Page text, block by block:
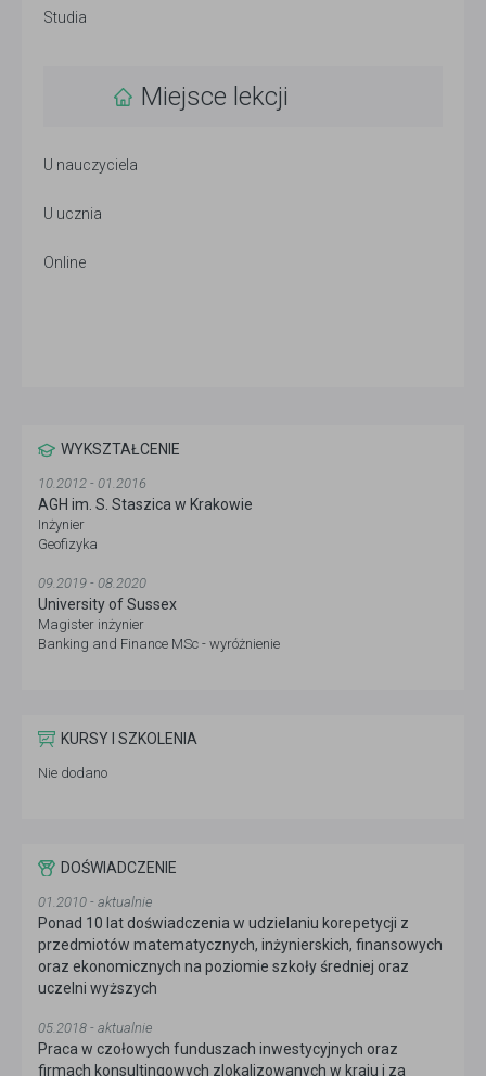
Studia
Miejsce lekcji
U nauczyciela
U ucznia
Online
WYKSZTAŁCENIE
10.2012 - 01.2016
AGH im. S. Staszica w Krakowie
Inżynier
Geofizyka
09.2019 - 08.2020
University of Sussex
Magister inżynier
Banking and Finance MSc - wyróżnienie
KURSY I SZKOLENIA
Nie dodano
DOŚWIADCZENIE
01.2010 - aktualnie
Ponad 10 lat doświadczenia w udzielaniu korepetycji z
przedmiotów matematycznych, inżynierskich, finansowych
oraz ekonomicznych na poziomie szkoły średniej oraz
uczelni wyższych
05.2018 - aktualnie
Praca w czołowych funduszach inwestycyjnych oraz
firmach konsultingowych zlokalizowanych w kraju i za